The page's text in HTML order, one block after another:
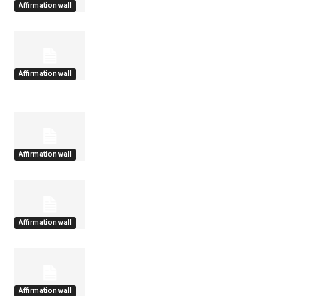
Affirmation wall
Affirmation wall
Affirmation wall
Affirmation wall
Affirmation wall